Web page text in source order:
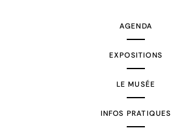
AGENDA
EXPOSITIONS
LE MUSÉE
INFOS PRATIQUES